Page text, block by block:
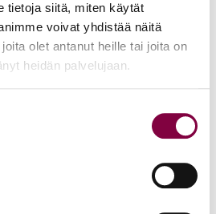
tietoja siitä, miten käytät
voivat yhdistää näitä
olet antanut heille tai joita on
heidän palvelujaan.
pidä ratkaista tilakuluja
ja tutkimuksen